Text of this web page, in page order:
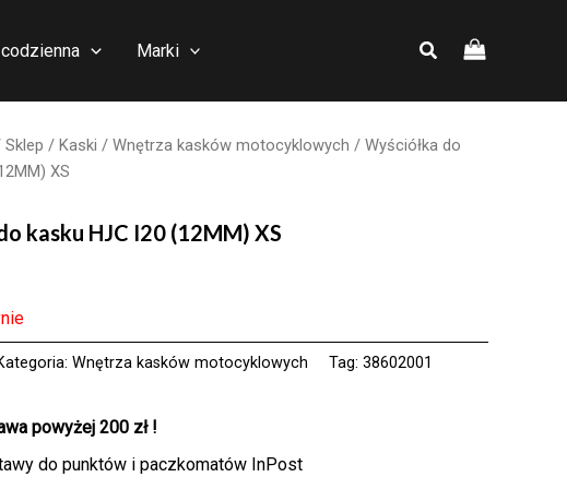
Marki
Sklep / Kaski / Wnętrza kasków motocyklowych / Wyściółka do
XS
kasku HJC I20 (12MM) XS
Wnętrza kasków motocyklowych Tag: 38602001
powyżej 200 zł !
do punktów i paczkomatów InPost